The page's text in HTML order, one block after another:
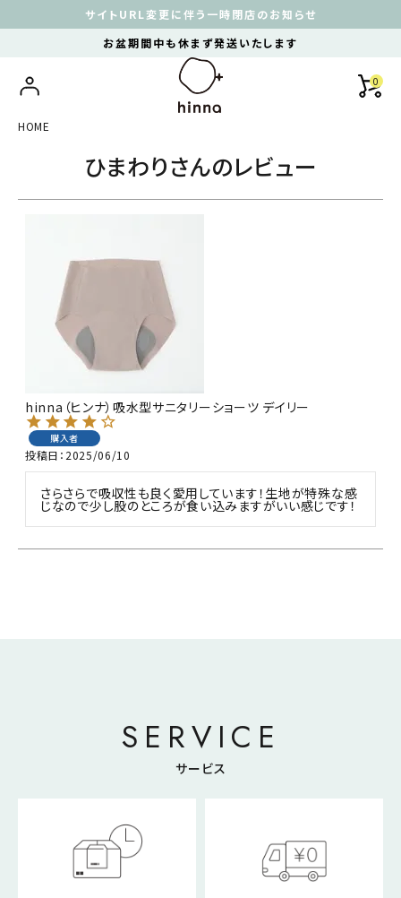
サイトURL変更に伴う一時閉店のお知らせ
お盆期間中も休まず発送いたします
0
HOME
ひまわりさんのレビュー
hinna（ヒンナ）吸水型サニタリーショーツ デイリー
購入者
投稿日 2025/06/10
さらさらで吸収性も良く愛用しています！生地が特殊な感
じなので少し股のところが食い込みますがいい感じです！
SERVICE
サービス